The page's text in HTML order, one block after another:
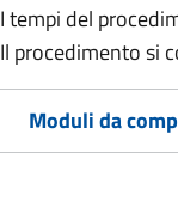
I tempi del
Il procedimento si
Moduli da